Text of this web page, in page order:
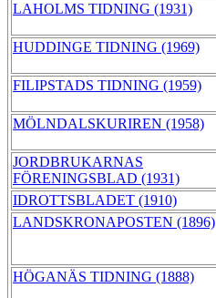
LAHOLMS TIDNING (1931)
HUDDINGE TIDNING (1969)
FILIPSTADS TIDNING (1959)
MÖLNDALSKURIREN (1958)
JORDBRUKARNAS
FÖRENINGSBLAD (1931)
IDROTTSBLADET (1910)
LANDSKRONAPOSTEN (1896)
HÖGANÄS TIDNING (1888)